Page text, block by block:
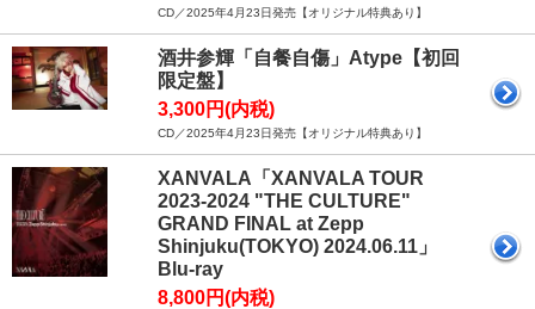
CD／2025年4月23日発売【オリジナル特典あり】
酒井参輝「自餐自傷」Atype【初回
限定盤】
3,300円(内税)
CD／2025年4月23日発売【オリジナル特典あり】
XANVALA「XANVALA TOUR
2023-2024 "THE CULTURE"
GRAND FINAL at Zepp
Shinjuku(TOKYO) 2024.06.11」
Blu-ray
8,800円(内税)